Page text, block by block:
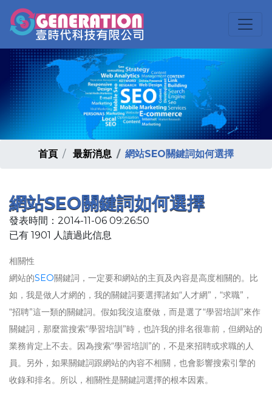
首頁 最新消息 網站SEO關鍵詞如何選擇
網站SEO關鍵詞如何選擇
發表時間：2014-11-06 09:26:50
已有 1901 人讀過此信息
相關性
網站的SEO關鍵詞，一定要和網站的主頁及內容是高度相關的。比
如，我是做人才網的，我的關鍵詞要選擇諸如“人才網”，“求職”，
“招聘”這一類的關鍵詞。假如我沒這麼做，而是選了“學習培訓”來作
關鍵詞，那麼當搜索“學習培訓”時，也許我的排名很靠前，但網站的
業務肯定上不去。因為搜索“學習培訓”的，不是來招聘或求職的人
員。另外，如果關鍵詞跟網站的內容不相關，也會影響搜索引擎的
收錄和排名。所以，相關性是關鍵詞選擇的根本因素。